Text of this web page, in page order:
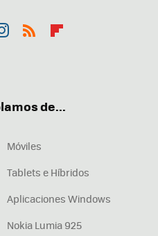
de...
Móviles
Tablets e Híbridos
Aplicaciones Windows
Nokia Lumia 925